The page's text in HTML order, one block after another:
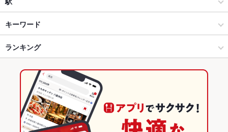
すすきの × 居酒屋
すすきの × 海鮮
すすきの駅 × 居酒屋
すすきの駅 × 海鮮
すすきの駅 × 居酒屋
すすきの駅 × 海鮮
すすきの駅 × 和食
すすきの駅 × 日本料理・懐石・割烹
北海道
大通駅
すすきの駅
豊水すすきの駅
キーワード
からあげ
ひつまぶし 地鶏 トリュフ
ランキング
北海道のグルメランキング
北海道の居酒屋ランキング
北海道の海鮮ランキング